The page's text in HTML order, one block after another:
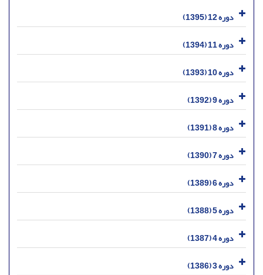
دوره 12 (1395)
دوره 11 (1394)
دوره 10 (1393)
دوره 9 (1392)
دوره 8 (1391)
دوره 7 (1390)
دوره 6 (1389)
دوره 5 (1388)
دوره 4 (1387)
دوره 3 (1386)